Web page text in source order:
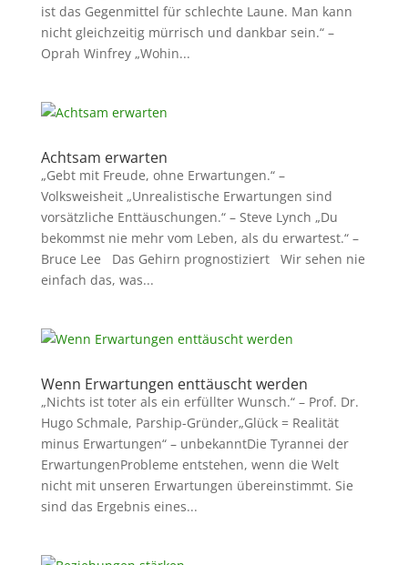
ist das Gegenmittel für schlechte Laune. Man kann
nicht gleichzeitig mürrisch und dankbar sein.“ –
Oprah Winfrey „Wohin...
Achtsam erwarten
„Gebt mit Freude, ohne Erwartungen.“ –
Volksweisheit „Unrealistische Erwartungen sind
vorsätzliche Enttäuschungen.“ – Steve Lynch „Du
bekommst nie mehr vom Leben, als du erwartest.“ –
Bruce Lee Das Gehirn prognostiziert Wir sehen nie
einfach das, was...
Wenn Erwartungen enttäuscht werden
„Nichts ist toter als ein erfüllter Wunsch.“ – Prof. Dr.
Hugo Schmale, Parship-Gründer„Glück = Realität
minus Erwartungen“ – unbekanntDie Tyrannei der
ErwartungenProbleme entstehen, wenn die Welt
nicht mit unseren Erwartungen übereinstimmt. Sie
sind das Ergebnis eines...